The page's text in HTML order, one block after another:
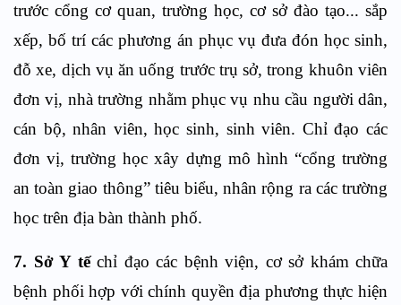
trước cổng cơ quan, trường học, cơ sở đào tạo... sắp
xếp, bố trí các phương án phục vụ đưa đón học sinh,
đỗ xe, dịch vụ ăn uống trước trụ sở, trong khuôn viên
đơn vị, nhà trường nhằm phục vụ nhu cầu người dân,
cán bộ, nhân viên, học sinh, sinh viên. Chỉ đạo các
đơn vị, trường học xây dựng mô hình “cổng trường
an toàn giao thông” tiêu biểu, nhân rộng ra các trường
học trên địa bàn thành phố.
7. Sở Y tế chỉ đạo các bệnh viện, cơ sở khám chữa
bệnh phối hợp với chính quyền địa phương thực hiện